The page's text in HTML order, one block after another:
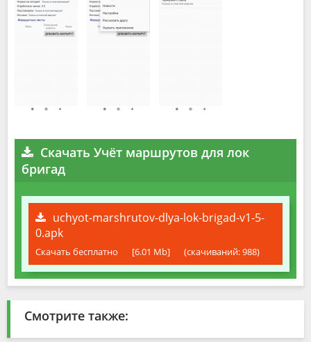
Скачать Учёт маршрутов для лок
бригад
uchyot-marshrutov-dlya-lok-brigad-v1-5-
0.apk
Скачать бесплатно [6.01 Mb] (cкачиваний: 988)
Смотрите также: